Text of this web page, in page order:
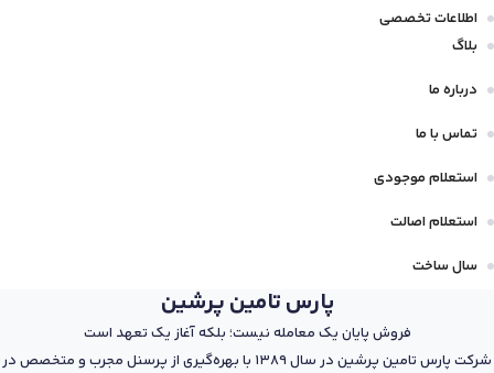
اطلاعات تخصصی
بلاگ
درباره ما
تماس با ما
استعلام موجودی
استعلام اصالت
سال ساخت
پارس تامین پرشین
فروش پایان یک معامله نیست؛ بلکه آغاز یک تعهد است
شرکت پارس تامین پرشین در سال 1389 با بهره‌گیری از پرسنل مجرب و متخصص در